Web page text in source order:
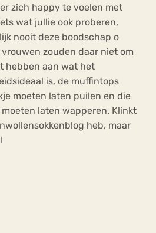
zich happy te voelen met
wat jullie ook proberen,
nooit deze boodschap o
zouden daar niet om
hebben aan wat het
is, de muffintops
moeten laten puilen en die
laten wapperen. Klinkt
heb, maar